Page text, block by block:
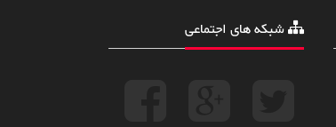
شبکه های اجتماعی